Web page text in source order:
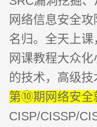
网络信息安全
名归。全天上课
网课教程大众
的技术，高级技
第⑩期网络安全
CISP/CISSP/